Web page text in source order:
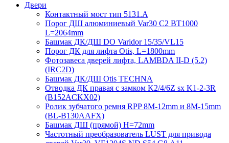
Двери
Контактный мост тип 5131.A
Порог ДШ алюминиевый Var30 C2 BT1000
L=2064mm
Башмак ДК/ДШ DO Varidor 15/35/VL15
Порог ДК для лифта Otis, L=1800mm
Фотозавеса дверей лифта, LAMBDA II-D (5.2)
(IRC2D)
Башмак ДК/ДШ Otis TECHNA
Отводка ДК правая с замком K2/4/6Z sx K1-2-3R
(B152ACKX02)
Ролик зубчатого ремня RPP 8M-12mm и 8M-15mm
(BL-B130AAFX)
Башмак ДШ (прямой) H=72mm
Частотный преобразователь LUST для привода